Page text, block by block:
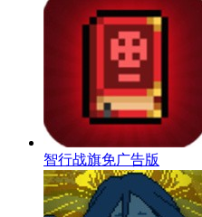
智行战旗免广告版